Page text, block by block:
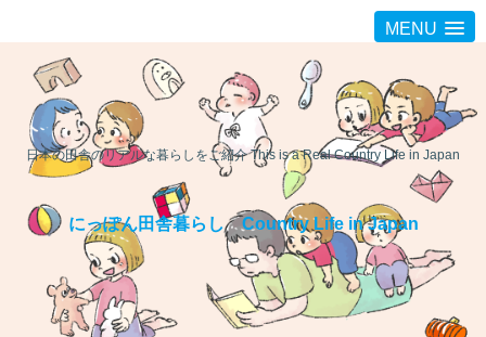
MENU
日本の田舎のリアルな暮らしをご紹介 This is a Real Country Life in Japan
にっぽん田舎暮らし Country Life in Japan